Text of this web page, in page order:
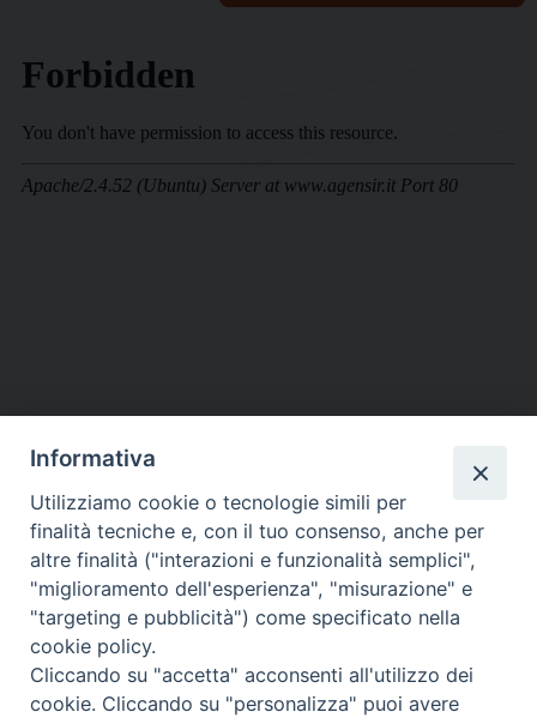
DIOCESI SUBURBICARIA DI ALBANO
Contatti:Tel.: 06.93268401 - Fax.: 06.9323844
E-mail:curia@diocesidialbano.it
Orari: dal Lunedì al Venerdì Ore: 9:00 - 13:00
Lunedì, Mercoledì e Venerdì, Ore 9:30 - 12:30
Informativa
Utilizziamo cookie o tecnologie simili per
finalità tecniche e, con il tuo consenso, anche per
altre finalità ("interazioni e funzionalità semplici",
"miglioramento dell'esperienza", "misurazione" e
"targeting e pubblicità") come specificato nella
cookie policy.
Cliccando su "accetta" acconsenti all'utilizzo dei
cookie. Cliccando su "personalizza" puoi avere